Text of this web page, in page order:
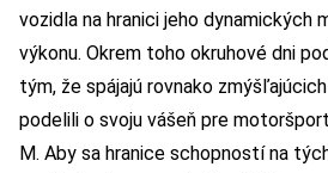
vozidla na hranici jeho dynamických
výkonu. Okrem toho okruhové dni
tým, že spájajú rovnako
podelili o svoju vášeň pre
M. Aby sa hranice schopností na